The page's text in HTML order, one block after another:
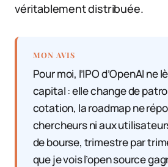
véritablement distribuée.
MON AVIS
Pour moi, l’IPO d’OpenAI ne
capital : elle change de
cotation, la roadmap ne
chercheurs ni aux
de bourse, trimestre par
que je vois l’open source